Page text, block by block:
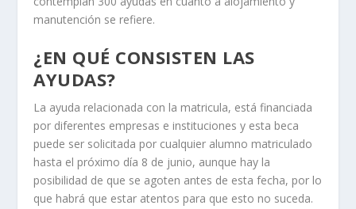
manutención se refiere.
¿EN QUÉ CONSISTEN LAS
AYUDAS?
La ayuda relacionada con la matricula, está financiada
por diferentes empresas e instituciones y esta beca
puede ser solicitada por cualquier alumno matriculado
hasta el próximo día 8 de junio, aunque hay la
posibilidad de que se agoten antes de esta fecha, por lo
que habrá que estar atentos para que esto no suceda.